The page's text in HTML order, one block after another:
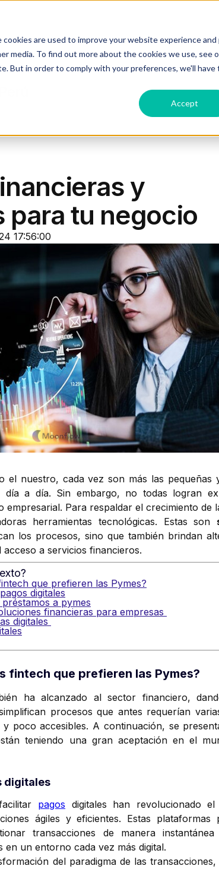
are used to improve your website experience and
media. To find out more about the cookies we use, see
But in order to comply with your preferences, we'll
Accept
y
tu negocio
17:56:00
el nuestro, cada vez son más las pequeñas
día a día. Sin embargo, no todas logran
Para respaldar el crecimiento de
herramientas tecnológicas. Estas son
los procesos, sino que también brindan
a servicios financieros.
que prefieren las Pymes?
digitales
a pymes
financieras para empresas
digitales
fintech que prefieren las Pymes?
ha alcanzado al sector financiero,
procesos que antes requerían
poco accesibles. A continuación, se
teniendo una gran aceptación en el
digitales
pagos digitales han revolucionado el
ágiles y eficientes. Estas plataformas
transacciones de manera
un entorno cada vez más digital.
del paradigma de las transacciones,